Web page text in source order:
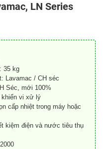
LN Series
35 kg
/ CH séc
Séc, mới 100%
vi xử lý
cấp nhiệt trong máy hoặc
kiệm điện và nước tiêu thụ